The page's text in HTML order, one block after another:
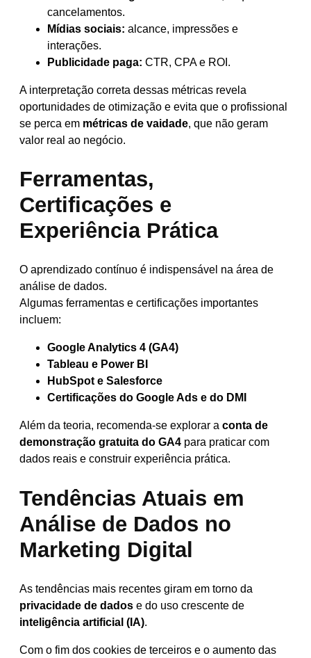
cancelamentos.
Mídias sociais: alcance, impressões e
interações.
Publicidade paga: CTR, CPA e ROI.
A interpretação correta dessas métricas revela
oportunidades de otimização e evita que o profissional
se perca em métricas de vaidade, que não geram
valor real ao negócio.
Ferramentas,
Certificações e
Experiência Prática
O aprendizado contínuo é indispensável na área de
análise de dados.
Algumas ferramentas e certificações importantes
incluem:
Google Analytics 4 (GA4)
Tableau e Power BI
HubSpot e Salesforce
Certificações do Google Ads e do DMI
Além da teoria, recomenda-se explorar a conta de
demonstração gratuita do GA4 para praticar com
dados reais e construir experiência prática.
Tendências Atuais em
Análise de Dados no
Marketing Digital
As tendências mais recentes giram em torno da
privacidade de dados e do uso crescente de
inteligência artificial (IA).
Com o fim dos cookies de terceiros e o aumento das